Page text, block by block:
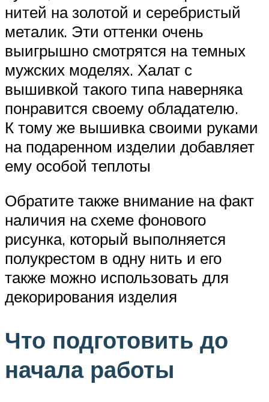
нитей на золотой и серебристый
металик. Эти оттенки очень
выигрышно смотрятся на темных
мужских моделях. Халат с
вышивкой такого типа наверняка
понравится своему обладателю.
К тому же вышивка своими руками
на подаренном изделии добавляет
ему особой теплоты
Обратите также внимание на факт
наличия на схеме фонового
рисунка, который выполняется
полукрестом в одну нить и его
также можно использовать для
декорирования изделия
Что подготовить до
начала работы